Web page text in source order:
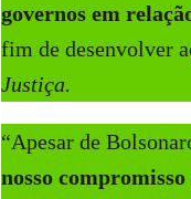
governos em
fim de desenvolver
Justiça.
“Apesar de
nosso